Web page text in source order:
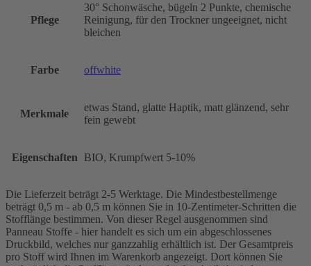
Pflege
30° Schonwäsche, bügeln 2 Punkte, chemische
Reinigung, für den Trockner ungeeignet, nicht
bleichen
Farbe offwhite
Merkmale
etwas Stand, glatte Haptik, matt glänzend, sehr
fein gewebt
Eigenschaften BIO, Krumpfwert 5-10%
Die Lieferzeit beträgt 2-5 Werktage. Die Mindestbestellmenge
beträgt 0,5 m - ab 0,5 m können Sie in 10-Zentimeter-Schritten die
Stofflänge bestimmen. Von dieser Regel ausgenommen sind
Panneau Stoffe - hier handelt es sich um ein abgeschlossenes
Druckbild, welches nur ganzzahlig erhältlich ist. Der Gesamtpreis
pro Stoff wird Ihnen im Warenkorb angezeigt. Dort können Sie